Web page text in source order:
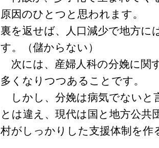
原因のひとつと思われます。
裏を返せば、人口減少で地方に
す。（儲からない）
次には、産婦人科の分娩に関
多くなりつつあることです。
しかし、分娩は病気でないと
とは違え、現代は国と地方公共
村がしっかりした支援体制を作